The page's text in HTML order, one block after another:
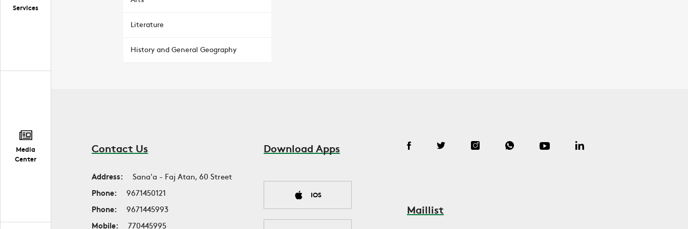
Services
Media
Center
Literature
History and General Geography
Contact Us
Address:
Sana'a - Faj Atan, 60 Street
Phone:
9671450121
Phone:
9671445993
Mobile:
770445995
Download Apps
IOS
Maillist